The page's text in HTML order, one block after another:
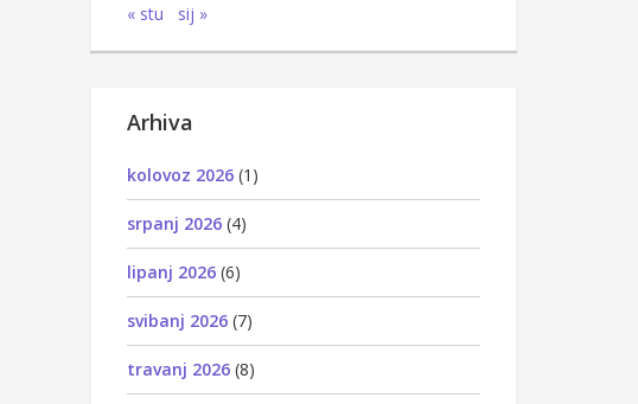
« stu sij »
Arhiva
kolovoz 2026 (1)
srpanj 2026 (4)
lipanj 2026 (6)
svibanj 2026 (7)
travanj 2026 (8)